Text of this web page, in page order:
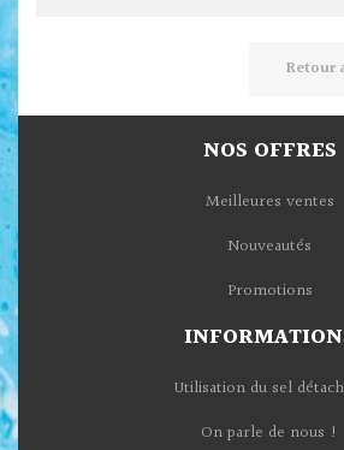
Retour
NOS OFFRES
Meilleures ventes
Nouveautés
Promotions
Utilisation du sel
On parle de nous !